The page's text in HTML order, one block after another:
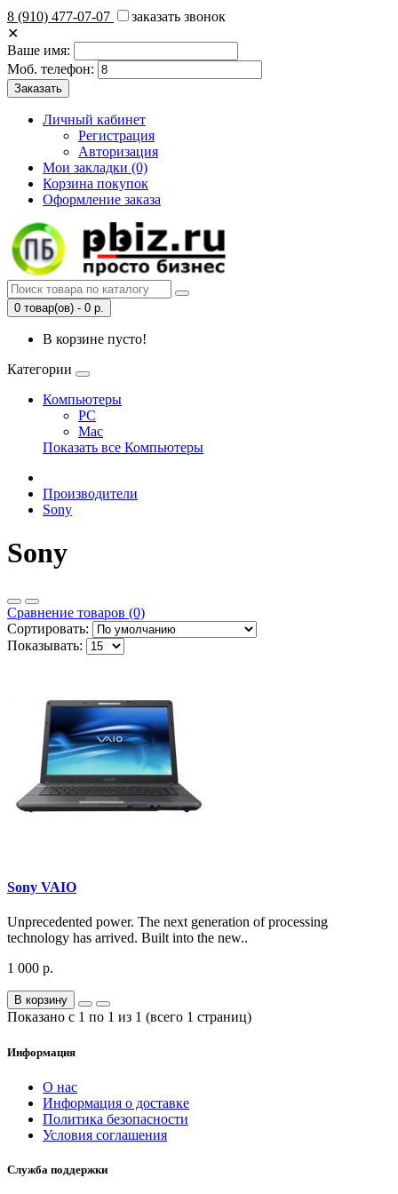
8 (910) 477-07-07
заказать звонок
✕
Ваше имя:
Моб. телефон:
Личный кабинет
Регистрация
Авторизация
Мои закладки (0)
Корзина покупок
Оформление заказа
0 товар(ов) - 0 р.
В корзине пусто!
Категории
Компьютеры
PC
Mac
Показать все Компьютеры
Производители
Sony
Sony
Сравнение товаров (0)
Сортировать:
Показывать:
Sony VAIO
Unprecedented power. The next generation of processing
technology has arrived. Built into the new..
1 000 р.
В корзину
Показано с 1 по 1 из 1 (всего 1 страниц)
Информация
О нас
Информация о доставке
Политика безопасности
Условия соглашения
Служба поддержки